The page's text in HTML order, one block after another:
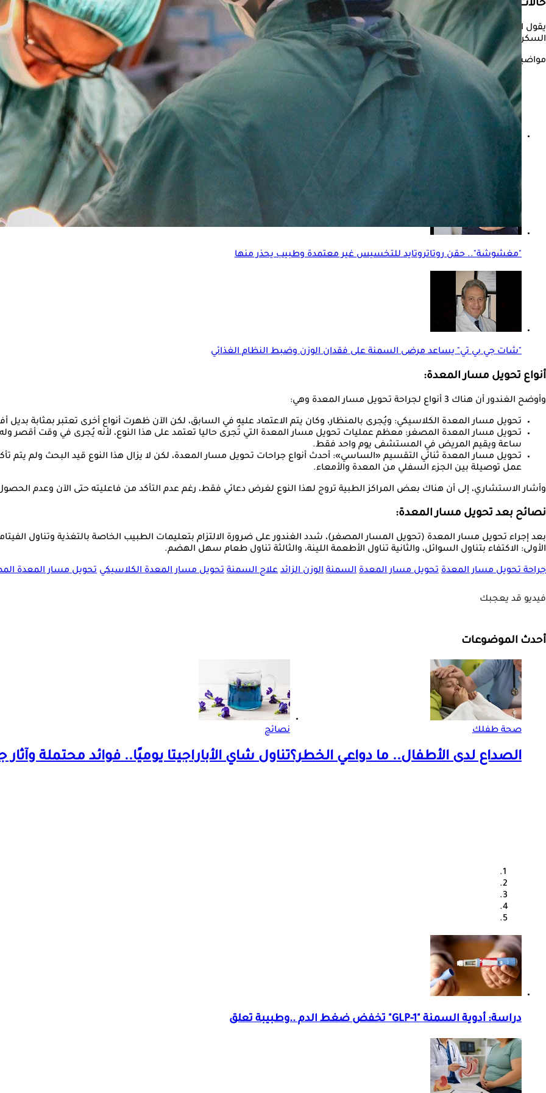
حالات يفيد فيها تحويل المسار:
يقول الدكتور عبد الرحمن الغندور، مدرس واستشاري الجراحة العامة وجراحة المناظير بكلية الطب بجامعة عين شمس: إن جراحةتحويل
السكر من النوع الثاني المرتبط بالسمنة، ومن يعانون أيضا من ارتجاع المرئ، والأشخاص الذين يتناولون السكريات بكميات كبيرة،
مواضيع ذات صلة
"مغشوشة".. حقن روتاتروتايد للتخسيس غير معتمدة وطبيب يحذر منها
"شات جي بي تي" يساعد مرضى السمنة على فقدان الوزن وضبط النظام الغذائي
أنواع تحويل مسار المعدة:
وأوضح الغندور أن هناك 3 أنواع لجراحة تحويل مسار المعدة وهي:
تحويل مسار المعدة الكلاسيكي: ويُجرى بالمنظار، وكان يتم الاعتماد عليه في السابق، لكن الآن ظهرت أنواع أخرى تعتبر بمثابة
تحويل مسار المعدة المصغر: معظم عمليات تحويل مسار المعدة التي تُجرى حاليا تعتمد على هذا النوع، لأنه يُجرى في وقت أقصر وله
ساعة ويقيم المريض في المستشفى يوم واحد فقط.
عمل توصيلة بين الجزء السفلي من المعدة والأمعاء.
وأشار الاستشاري، إلى أن هناك بعض المراكز الطبية تروج لهذا النوع لغرض دعائي فقط، رغم عدم التأكد من فاعليته حتى الآن وعدم
نصائح بعد تحويل مسار المعدة:
الأولى: الاكتفاء بتناول السوائل، والثانية تناول الأطعمة اللينة، والثالثة تناول طعام سهل الهضم.
جراحة تحويل مسار المعدة تحويل مسار المعدة السمنة الوزن الزائد علاج السمنة تحويل مسار المعدة الكلاسيكي تحويل مسار المعدة
فيديو قد يعجبك
أحدث الموضوعات
صحة طفلك
الصداع لدى الأطفال.. ما دواعي الخطر؟
نصائح
تناول شاي الأباراجيتا يوميًا.. فوائد محتملة وآثار
دراسة: أدوية السمنة "GLP-1" تخفض ضغط الدم ..وطبيبة تعلق